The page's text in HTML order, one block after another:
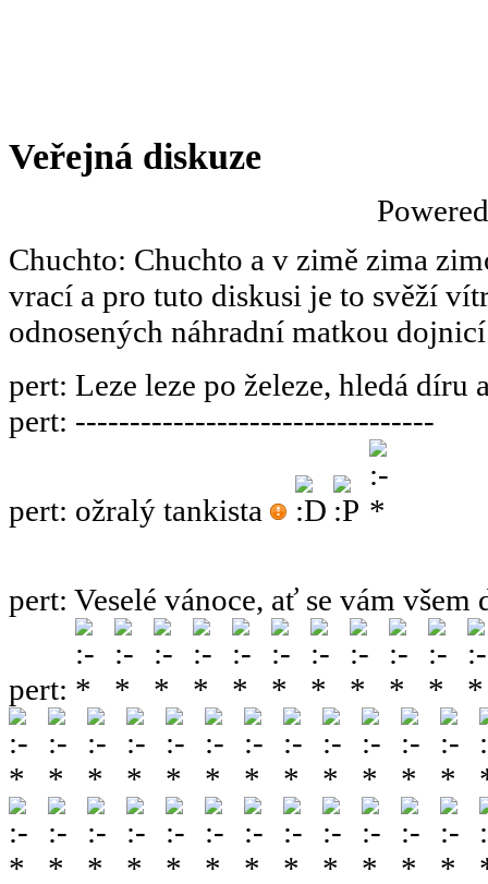
Veřejná diskuze
Chuchto: Chuchto a v zimě zima
vrací a pro tuto diskusi je to svěží
odnosených náhradní matkou
pert: Leze leze po železe, hledá díru
pert: ---------------------------------
pert: ožralý tankista
pert: Veselé vánoce, ať se vám všem
pert: